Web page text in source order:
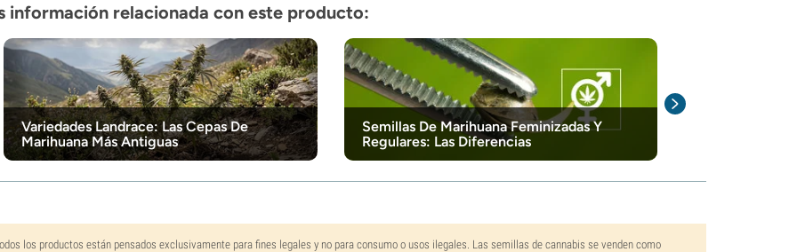
información relacionada con este producto:
Variedades Landrace: Las Cepas De
Marihuana Más Antiguas
Semillas De Marihuana Feminizadas Y
Regulares: Las Diferencias
los productos están pensados exclusivamente para fines legales y no para consumo o usos ilegales. Las semillas de cannabis se venden como